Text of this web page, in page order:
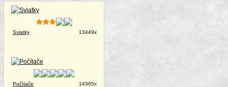
Sviatky 13449x
Počítače 14365x